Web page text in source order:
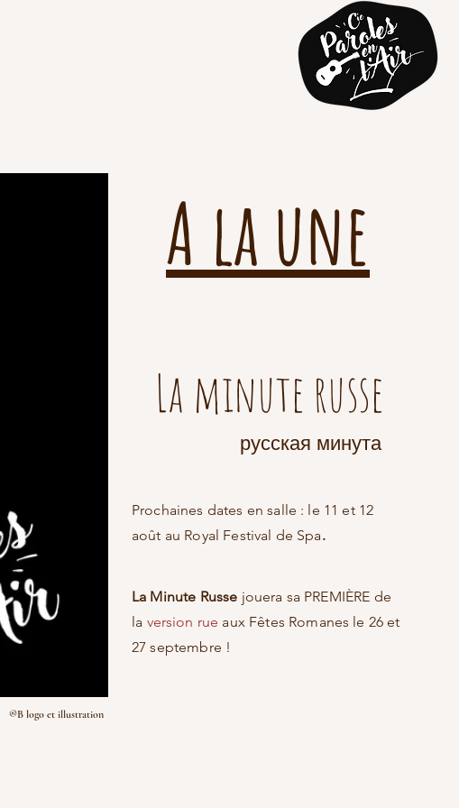
A la une
La minute russe
русская минута
Prochaines dates en salle : le 11 et 12
août au Royal Festival de Spa.
La Minute Russe jouera sa PREMIÈRE de
la version rue aux Fêtes Romanes le 26 et
27 septembre !
®B logo et illustration